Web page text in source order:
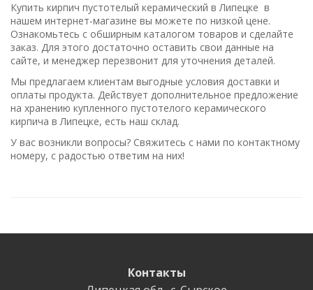
Купить кирпич пустотелый керамический в Липецке в
нашем интернет-магазине вы можете по низкой цене.
Ознакомьтесь с обширным каталогом товаров и сделайте
заказ. Для этого достаточно оставить свои данные на
сайте, и менеджер перезвонит для уточнения деталей.
Мы предлагаем клиентам выгодные условия доставки и
оплаты продукта. Действует дополнительное предложение
на хранению купленного пустотелого керамического
кирпича в Липецке, есть наш склад.
У вас возникли вопросы? Свяжитесь с нами по контактному
номеру, с радостью ответим на них!
Контакты